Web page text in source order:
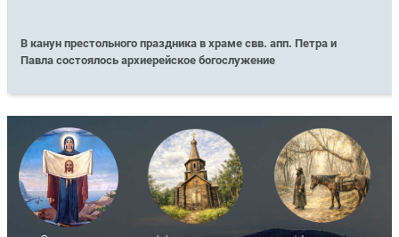
В канун престольного праздника в храме свв. апп. Петра и
Павла состоялось архиерейское богослужение